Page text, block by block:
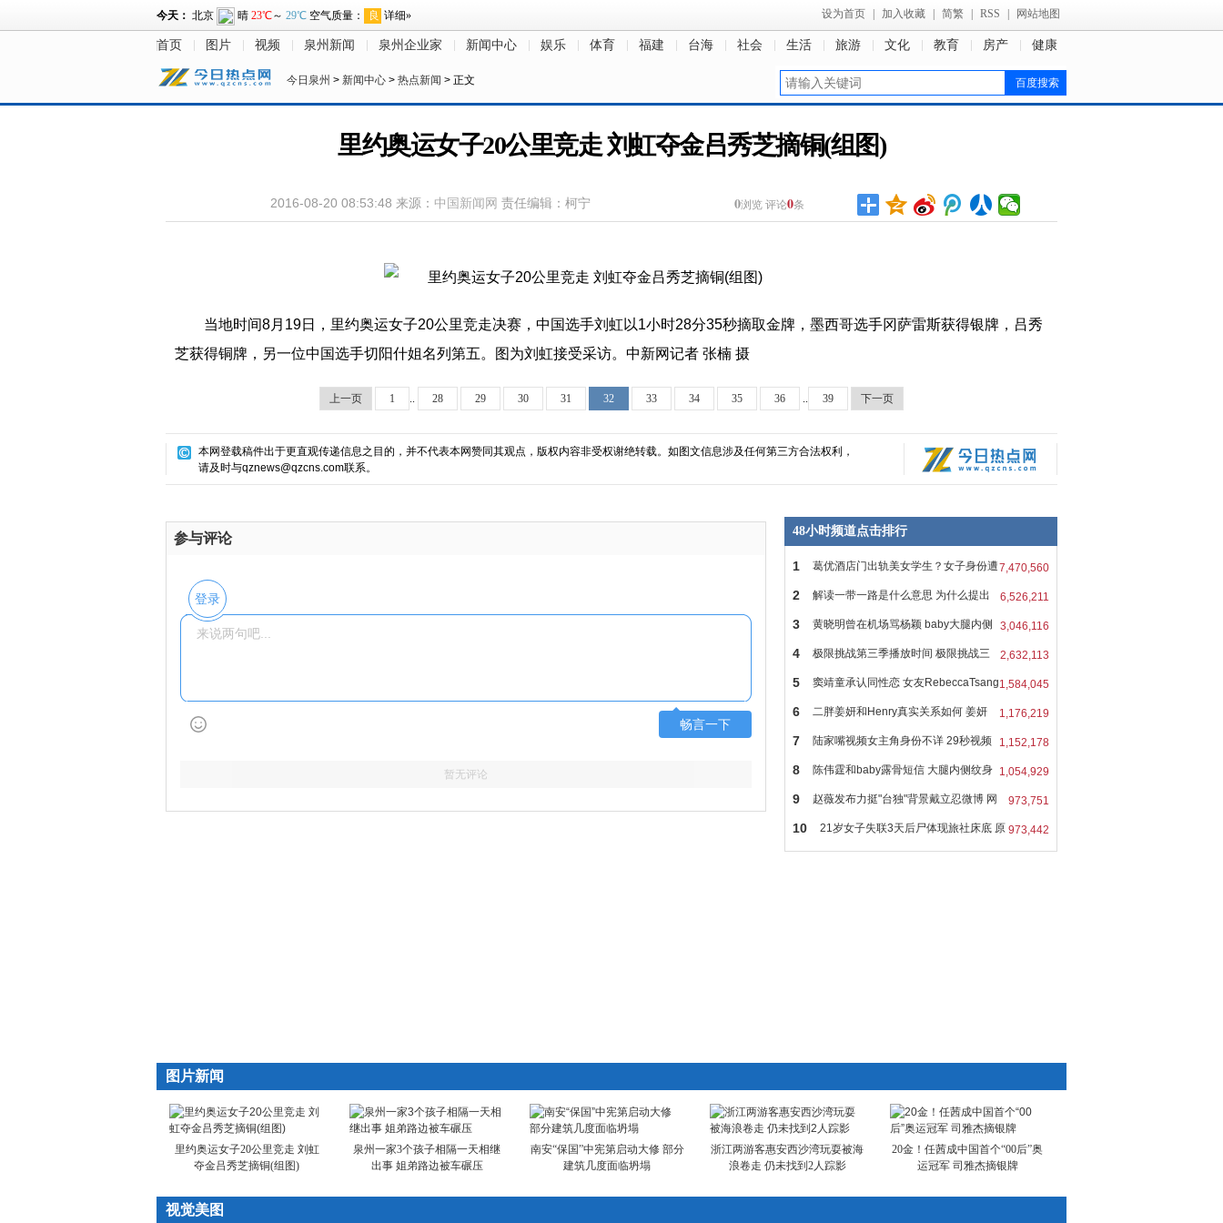
设为首页 加入收藏 简繁 RSS 网站地图
首页 图片 视频 泉州新闻 泉州企业家 新闻中心 娱乐 体育 福建 台海 社会 生活 旅游 文化 教育 房产 健康
今日泉州 > 新闻中心 > 热点新闻 > 正文
里约奥运女子20公里竞走 刘虹夺金吕秀芝摘铜(组图)
2016-08-20 08:53:48 来源： 中国新闻网 责任编辑：柯宁 0浏览 评论0条
当地时间8月19日，里约奥运女子20公里竞走决赛，中国选手刘虹以1小时28分35秒摘取金牌，墨西哥选手冈萨雷斯获得银牌，吕秀
芝获得铜牌，另一位中国选手切阳什姐名列第五。图为刘虹接受采访。中新网记者 张楠 摄
上一页 1 .. 28 29 30 31 32 33 34 35 36 .. 39 下一页
本网登载稿件出于更直观传递信息之目的，并不代表本网赞同其观点，版权内容非受权谢绝转载。如图文信息涉及任何第三方合法权利，
请及时与qznews@qzcns.com联系。
参与评论
登录
畅言一下
暂无评论
48小时频道点击排行
7,470,560
1 葛优酒店门出轨美女学生？女子身份遭
人 6,526,211
2 解读一带一路是什么意思 为什么提出
一 3,046,116
3 黄晓明曾在机场骂杨颖 baby大腿内侧
纹 2,632,113
4 极限挑战第三季播放时间 极限挑战三
的 1,584,045
5 窦靖童承认同性恋 女友RebeccaTsang
照 1,176,219
6 二胖姜妍和Henry真实关系如何 姜妍
Henr 1,152,178
7 陆家嘴视频女主角身份不详 29秒视频
资 1,054,929
8 陈伟霆和baby露骨短信 大腿内侧纹身
曝 973,751
9 赵薇发布力挺"台独"背景戴立忍微博 网
973,442
10 21岁女子失联3天后尸体现旅社床底 原
因
图片新闻
里约奥运女子20公里竞走 刘虹
夺金吕秀芝摘铜(组图)
泉州一家3个孩子相隔一天相继
出事 姐弟路边被车碾压
南安“保国”中宪第启动大修 部分
建筑几度面临坍塌
浙江两游客惠安西沙湾玩耍被海
浪卷走 仍未找到2人踪影
20金！任茜成中国首个“00后”奥
运冠军 司雅杰摘银牌
视觉美图